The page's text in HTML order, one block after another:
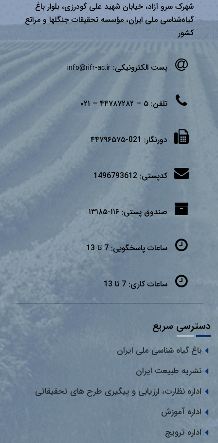
شهرک سرو آزاد، خیابان شهید علی گودرزی، بلوار باغ
گیاه‌شناسی ملی ایران، مؤسسه تحقیقات جنگلها و مراتع
كشور
پست الکترونیکی: info@rifr-ac.ir
تلفن: ۵ – ۴۴۷۸۷۲۸۲ – ۰۲۱
دورنگار: 021-۴۴۷۹۶۵۷۵
کدپستی: 1496793612
صندوق پستی: ۱۱۶-۱۳۱۸۵
ساعات پاسخگویی: 7 تا 13
ساعات کاری: 7 تا 13
دسترسی سریع
باغ گیاه شناسی ملی ایران
نشریه طبیعت ایران
اداره نظارت، ارزیابی و پیگیری طرح های تحقیقاتی
اداره آموزش
اداره ترویج